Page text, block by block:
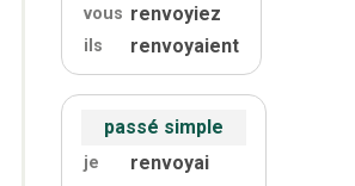
vous renvoyiez
ils renvoyaient
passé simple
je renvoyai